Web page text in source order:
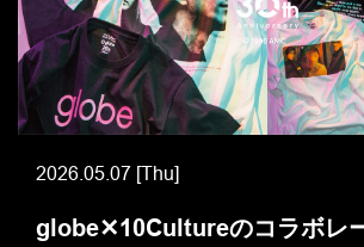
2026.05.07 [Thu]
globe✕10Cultureのコラボレ